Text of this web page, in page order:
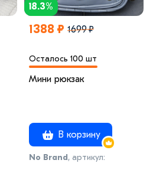
18.3%
1388 ₽ 1699 ₽
Осталось 100 шт
Мини рюкзак
В корзину
No Brand, артикул: